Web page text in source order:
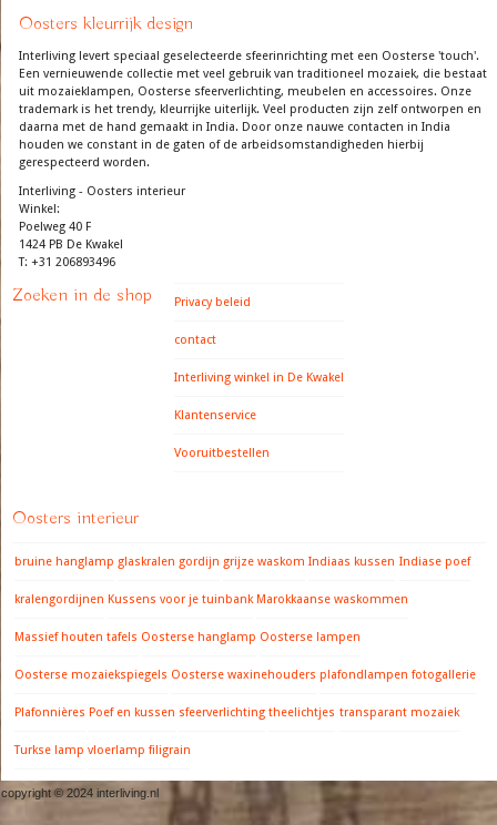
Oosters kleurrijk design
Interliving levert speciaal geselecteerde sfeerinrichting met een Oosterse 'touch'.
Een vernieuwende collectie met veel gebruik van traditioneel mozaiek, die bestaat
uit mozaieklampen, Oosterse sfeerverlichting, meubelen en accessoires. Onze
trademark is het trendy, kleurrijke uiterlijk. Veel producten zijn zelf ontworpen en
daarna met de hand gemaakt in India. Door onze nauwe contacten in India
houden we constant in de gaten of de arbeidsomstandigheden hierbij
gerespecteerd worden.
Interliving - Oosters interieur
Winkel:
Poelweg 40 F
1424 PB De Kwakel
T: +31 206893496
Zoeken in de shop Privacy beleid
contact
Interliving winkel in De Kwakel
Klantenservice
Vooruitbestellen
Oosters interieur
bruine hanglamp glaskralen gordijn grijze waskom Indiaas kussen Indiase poef
kralengordijnen Kussens voor je tuinbank Marokkaanse waskommen
Massief houten tafels Oosterse hanglamp Oosterse lampen
Oosterse mozaiekspiegels Oosterse waxinehouders plafondlampen fotogallerie
Plafonnières Poef en kussen sfeerverlichting theelichtjes transparant mozaiek
Turkse lamp vloerlamp filigrain
copyright © 2024 interliving.nl